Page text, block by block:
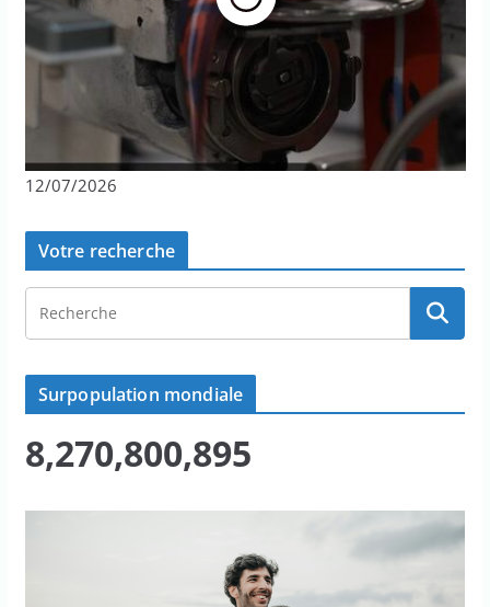
12/07/2026
Votre recherche
Surpopulation mondiale
8,270,800,895